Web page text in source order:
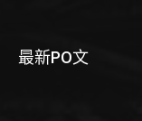
最新PO文